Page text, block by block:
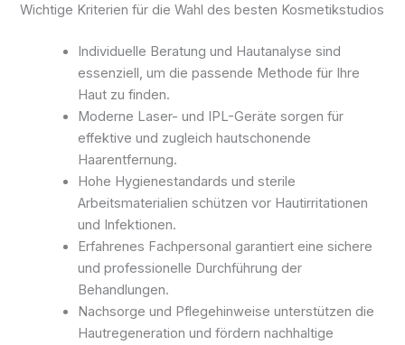
Wichtige Kriterien für die Wahl des besten Kosmetikstudios
Individuelle Beratung und Hautanalyse sind
essenziell, um die passende Methode für Ihre
Haut zu finden.
Moderne Laser- und IPL-Geräte sorgen für
effektive und zugleich hautschonende
Haarentfernung.
Hohe Hygienestandards und sterile
Arbeitsmaterialien schützen vor Hautirritationen
und Infektionen.
Erfahrenes Fachpersonal garantiert eine sichere
und professionelle Durchführung der
Behandlungen.
Nachsorge und Pflegehinweise unterstützen die
Hautregeneration und fördern nachhaltige